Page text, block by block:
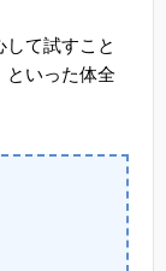
して試すこと
といった体全